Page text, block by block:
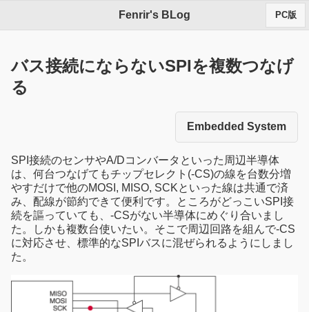
Fenrir's BLog PC版
バス接続にならないSPIを複数つなげ
る
Embedded System
SPI接続のセンサやA/Dコンバータといった周辺半導体
は、何台つなげてもチップセレクト(-CS)の線を台数分増
やすだけで他のMOSI, MISO, SCKといった線は共通で済
み、配線が節約できて便利です。ところがどっこいSPI接
続を謳っていても、-CSがない半導体にめぐり合いまし
た。しかも複数台使いたい。そこで周辺回路を組んで-CS
に対応させ、標準的なSPIバスに混ぜられるようにしまし
た。